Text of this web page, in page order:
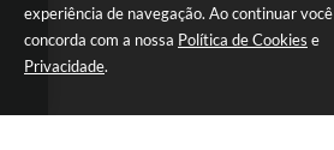
experiência de navegação. Ao continuar você
concorda com a nossa Política de Cookies e
Privacidade.